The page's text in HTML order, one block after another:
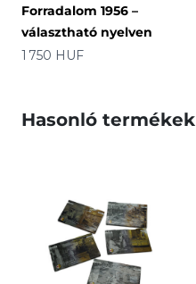
Forradalom 1956 –
választható nyelven
Ár
1 750 HUF
Hasonló termékek